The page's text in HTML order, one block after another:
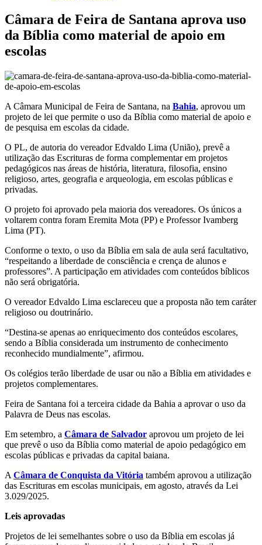
Câmara de Feira de Santana aprova uso
da Bíblia como material de apoio em
escolas
A Câmara Municipal de Feira de Santana, na Bahia, aprovou um
projeto de lei que permite o uso da Bíblia como material de apoio e
de pesquisa em escolas da cidade.
O PL, de autoria do vereador Edvaldo Lima (União), prevê a
utilização das Escrituras de forma complementar em projetos
pedagógicos nas áreas de história, literatura, filosofia, ensino
religioso, artes, geografia e arqueologia, em escolas públicas e
privadas.
O projeto foi aprovado pela maioria dos vereadores. Os únicos a
voltarem contra foram Eremita Mota (PP) e Professor Ivamberg
Lima (PT).
Conforme o texto, o uso da Bíblia em sala de aula será facultativo,
“respeitando a liberdade de consciência e crença de alunos e
professores”. A participação em atividades com conteúdos bíblicos
não será obrigatória.
O vereador Edvaldo Lima esclareceu que a proposta não tem caráter
religioso ou doutrinário.
“Destina-se apenas ao enriquecimento dos conteúdos escolares,
sendo a Bíblia considerada um instrumento de conhecimento
reconhecido mundialmente”, afirmou.
Os colégios terão liberdade de usar ou não a Bíblia em atividades e
projetos complementares.
Feira de Santana foi a terceira cidade da Bahia a aprovar o uso da
Palavra de Deus nas escolas.
Em setembro, a Câmara de Salvador aprovou um projeto de lei
que prevê o uso da Bíblia como material de apoio pedagógico em
escolas públicas e privadas da capital baiana.
A Câmara de Conquista da Vitória também aprovou a utilização
das Escrituras em escolas municipais, em agosto, através da Lei
3.029/2025.
Leis aprovadas
Projetos de lei semelhantes sobre o uso da Bíblia em escolas já